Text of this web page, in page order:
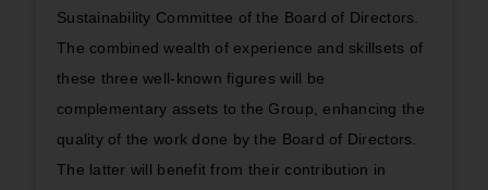
Sustainability Committee of the Board of Directors.
The combined wealth of experience and skillsets of
these three well-known figures will be
complementary assets to the Group, enhancing the
quality of the work done by the Board of Directors.
The latter will benefit from their contribution in